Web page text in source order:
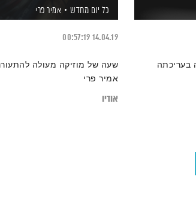
בעריכתה
כל יום מחדש אמיר פרי
14.04.19
00:57:19
שעה של מוזיקה מעולה
אמיר פרי
אודיו